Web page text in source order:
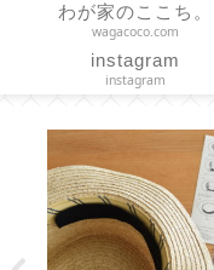
わが家のここち。
wagacoco.com
instagram
instagram